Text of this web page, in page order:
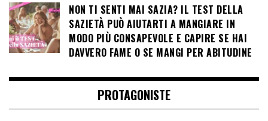
NON TI SENTI MAI SAZIA? IL TEST DELLA
SAZIETÀ PUÒ AIUTARTI A MANGIARE IN
MODO PIÙ CONSAPEVOLE E CAPIRE SE HAI
DAVVERO FAME O SE MANGI PER ABITUDINE
PROTAGONISTE